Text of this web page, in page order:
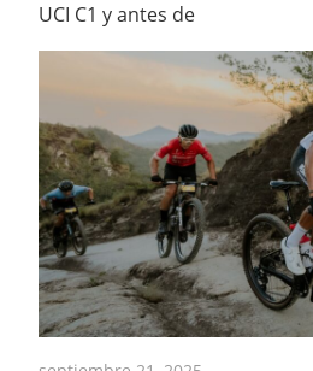
UCI C1 y antes de